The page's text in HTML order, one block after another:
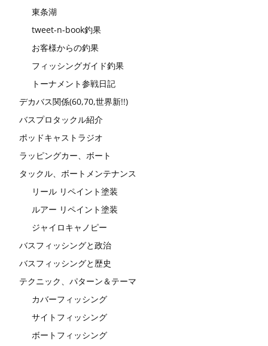
東条湖
tweet-n-book釣果
お客様からの釣果
フィッシングガイド釣果
トーナメント参戦日記
デカバス関係(60,70,世界新!!)
バスプロタックル紹介
ポッドキャストラジオ
ラッピングカー、ボート
タックル、ボートメンテナンス
リール リペイント塗装
ルアー リペイント塗装
ジャイロキャノピー
バスフィッシングと政治
バスフィッシングと歴史
テクニック、パターン＆テーマ
カバーフィッシング
サイトフィッシング
ボートフィッシング